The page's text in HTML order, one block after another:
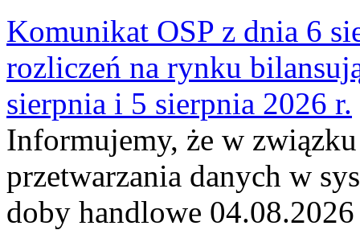
Komunikat OSP z dnia 6
rozliczeń na rynku
sierpnia i 5 sierpnia 2026 r.
Informujemy, że w
przetwarzania danych w
doby handlowe